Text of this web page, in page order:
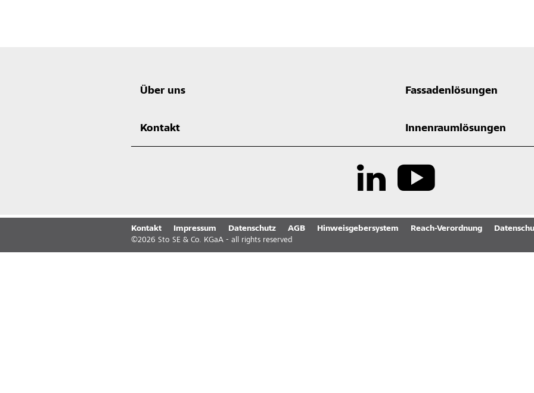
Über uns Fassadenlösungen
Kontakt Innenraumlösungen
Kontakt Impressum Datenschutz AGB Hinweisgebersystem Reach-Verordnung
©2026 Sto SE & Co. KGaA - all rights reserved